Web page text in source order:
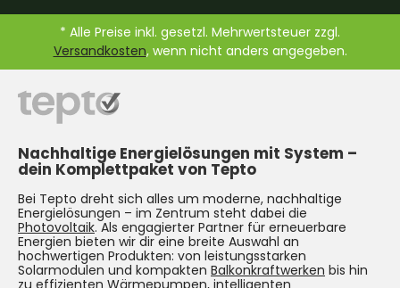
* Alle Preise inkl. gesetzl. Mehrwertsteuer zzgl.
Versandkosten, wenn nicht anders angegeben.
Nachhaltige Energielösungen mit System –
dein Komplettpaket von Tepto
Bei Tepto dreht sich alles um moderne, nachhaltige
Energielösungen – im Zentrum steht dabei die
Photovoltaik. Als engagierter Partner für erneuerbare
Energien bieten wir dir eine breite Auswahl an
hochwertigen Produkten: von leistungsstarken
Solarmodulen und kompakten Balkonkraftwerken bis hin
zu effizienten Wärmepumpen, intelligenten